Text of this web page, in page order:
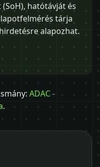
hatótávját és
tárja
alapozhat.
ADAC -
.